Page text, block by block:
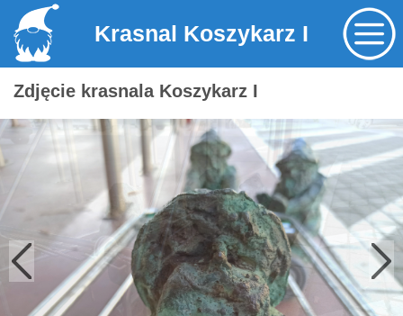
Krasnal Koszykarz I
Zdjęcie krasnala Koszykarz I